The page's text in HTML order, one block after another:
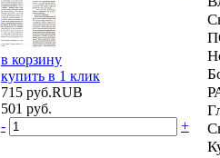
в корзину
купить в 1 клик
715 руб.RUB
501 руб.
-
+